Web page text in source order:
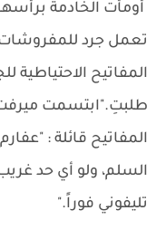
أومأت الخادمة
تعمل جرد
المفاتيح الاحتياطية
طلبتِ."ابتسمت ميرفت
المفاتيح قائلة :
السلم، ولو أي حد
تليفوني فوراً."